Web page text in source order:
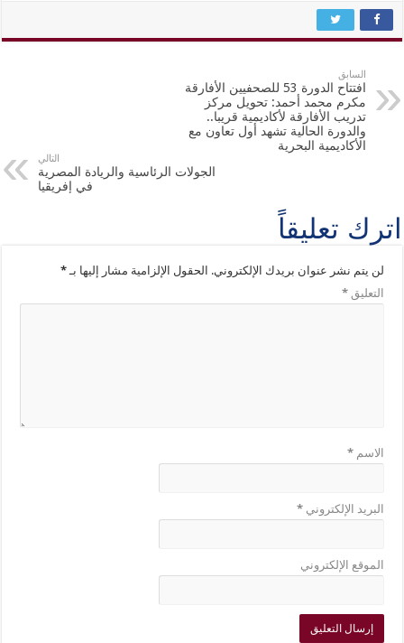
السابق
افتتاح الدورة 53 للصحفيين الأفارقة
مكرم محمد أحمد: تحويل مركز
تدريب الأفارقة لأكاديمية قريبا..
والدورة الحالية تشهد أول تعاون مع
الأكاديمية البحرية
التالي
الجولات الرئاسية والريادة المصرية
في إفريقيا
اترك تعليقاً
لن يتم نشر عنوان بريدك الإلكتروني. الحقول الإلزامية مشار إليها بـ*
التعليق*
الاسم*
البريد الإلكتروني*
الموقع الإلكتروني